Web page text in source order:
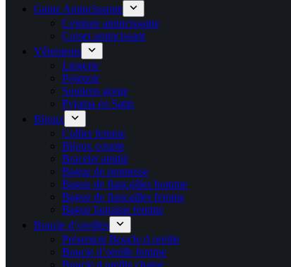
Gaine Amincissante
Ceinture amincissante
Corset amincissant
Vêtements
Lingerie
Peignoir
Soutiens gorge
Pyjama en Satin
Bijoux
Collier femme
Bijoux couple
Bracelet amitié
Bague de promesse
Bague de fiançailles homme
Bague de fiançailles femme
Bague fantaisie femme
Boucle d’oreilles
Présentoir Boucle d oreille
Boucle d’oreille femme
Boucle d oreille chaine